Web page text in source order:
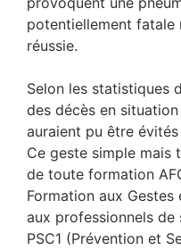
potentiellement fatale
réussie.
Selon les statistiques
des décès en
auraient pu être
Ce geste simple mais
de toute formation
Formation aux Gestes
aux professionnels
PSC1 (Prévention et